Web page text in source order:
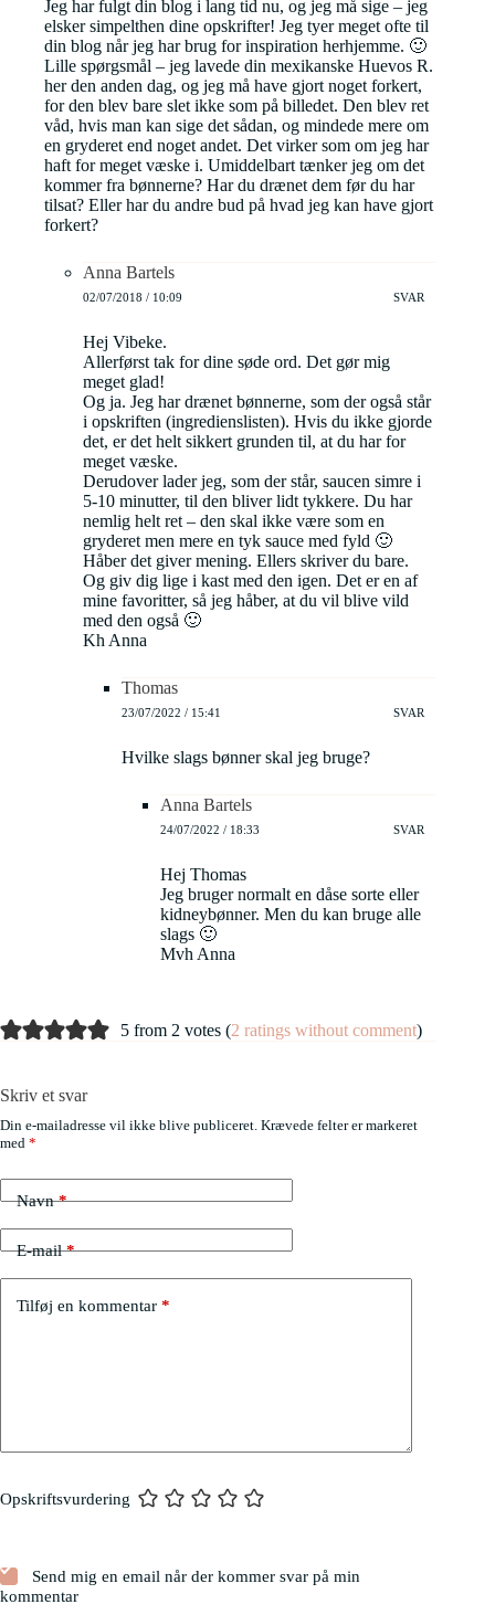
Jeg har fulgt din blog i lang tid nu, og jeg må sige – jeg
elsker simpelthen dine opskrifter! Jeg tyer meget ofte til
din blog når jeg har brug for inspiration herhjemme. 🙂
Lille spørgsmål – jeg lavede din mexikanske Huevos R.
her den anden dag, og jeg må have gjort noget forkert,
for den blev bare slet ikke som på billedet. Den blev ret
våd, hvis man kan sige det sådan, og mindede mere om
en gryderet end noget andet. Det virker som om jeg har
haft for meget væske i. Umiddelbart tænker jeg om det
kommer fra bønnerne? Har du drænet dem før du har
tilsat? Eller har du andre bud på hvad jeg kan have gjort
forkert?
Anna Bartels
02/07/2018 / 10:09 SVAR
Hej Vibeke.
Allerførst tak for dine søde ord. Det gør mig
meget glad!
Og ja. Jeg har drænet bønnerne, som der også står
i opskriften (ingredienslisten). Hvis du ikke gjorde
det, er det helt sikkert grunden til, at du har for
meget væske.
Derudover lader jeg, som der står, saucen simre i
5-10 minutter, til den bliver lidt tykkere. Du har
nemlig helt ret – den skal ikke være som en
gryderet men mere en tyk sauce med fyld 🙂
Håber det giver mening. Ellers skriver du bare.
Og giv dig lige i kast med den igen. Det er en af
mine favoritter, så jeg håber, at du vil blive vild
med den også 🙂
Kh Anna
Thomas
23/07/2022 / 15:41 SVAR
Hvilke slags bønner skal jeg bruge?
Anna Bartels
24/07/2022 / 18:33 SVAR
Hej Thomas
Jeg bruger normalt en dåse sorte eller
kidneybønner. Men du kan bruge alle
slags 🙂
Mvh Anna
5 from 2 votes (2 ratings without comment)
Skriv et svar
Din e-mailadresse vil ikke blive publiceret. Krævede felter er markeret
med *
Navn*
E-mail*
Tilføj en kommentar *
Opskriftsvurdering
Send mig en email når der kommer svar på min
kommentar